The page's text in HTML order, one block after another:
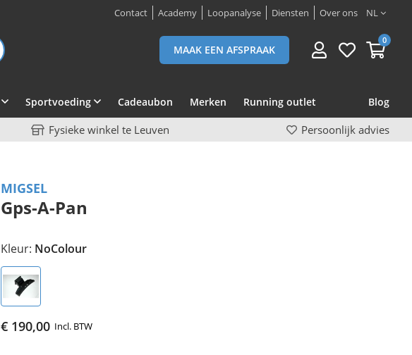
Contact Academy Loopanalyse Diensten Over ons NL
MAAK EEN AFSPRAAK
0
Sportvoeding Cadeaubon Merken Running outlet Blog
Fysieke winkel te Leuven Persoonlijk advies
MIGSEL
Gps-A-Pan
Kleur: NoColour
€ 190,00 Incl. BTW